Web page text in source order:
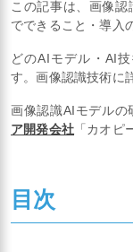
この記事は、画像
でできること・導入
どのAIモデル・AI
す。画像認識技術に
画像認識AIモデルの
ア開発会社 「カオピ
目次